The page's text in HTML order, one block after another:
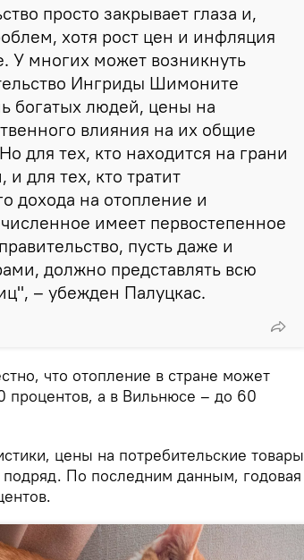
просто закрывает глаза и,
хотя рост цен и инфляция
У многих может возникнуть
Ингриды Шимоните
богатых людей, цены на
влияния на их общие
для тех, кто находится на грани
для тех, кто тратит
дохода на отопление и
имеет первостепенное
пусть даже и
должно представлять всю
– убежден Палуцкас.
что отопление в стране может
процентов, а в Вильнюсе – до 60
цены на потребительские товары
подряд. По последним данным, годовая